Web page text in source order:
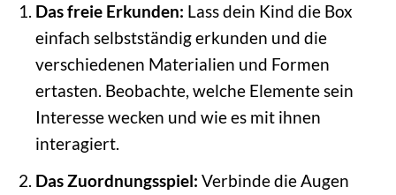
Das freie Erkunden: Lass dein Kind die Box
einfach selbstständig erkunden und die
verschiedenen Materialien und Formen
ertasten. Beobachte, welche Elemente sein
Interesse wecken und wie es mit ihnen
interagiert.
Das Zuordnungsspiel: Verbinde die Augen